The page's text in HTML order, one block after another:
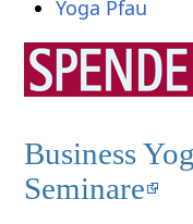
Yoga Pfau
Business
Seminare